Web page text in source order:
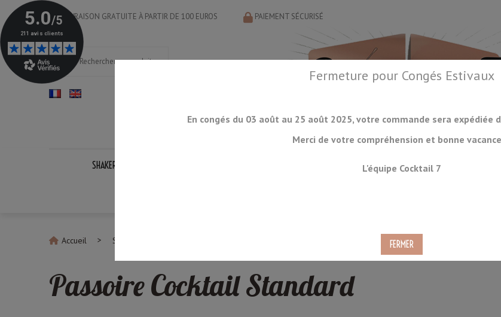
LIVRAISON GRATUITE À PARTIR DE 100 EUROS PAIEMENT SÉCURISÉ
SHAKERS LA GLACE ORGANISATION
Accueil Sur Demande
Fermeture pour Congés Estivaux
En congés du 03 août au 25 août 2025, votre commande sera
Merci de votre compréhension et bonne
L'équipe Cocktail 7
Passoire Cocktail Standard